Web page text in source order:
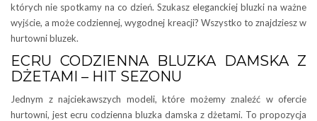
których nie spotkamy na co dzień. Szukasz eleganckiej bluzki na ważne
wyjście, a może codziennej, wygodnej kreacji? Wszystko to znajdziesz w
hurtowni bluzek.
ECRU CODZIENNA BLUZKA DAMSKA Z
DŻETAMI – HIT SEZONU
Jednym z najciekawszych modeli, które możemy znaleźć w ofercie
hurtowni, jest ecru codzienna bluzka damska z dżetami. To propozycja